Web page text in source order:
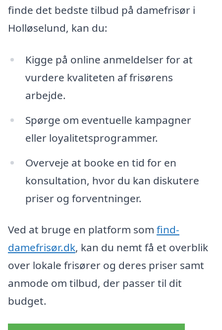
finde det bedste tilbud på damefrisør i
Holløselund, kan du:
Kigge på online anmeldelser for at
vurdere kvaliteten af frisørens
arbejde.
Spørge om eventuelle kampagner
eller loyalitetsprogrammer.
Overveje at booke en tid for en
konsultation, hvor du kan diskutere
priser og forventninger.
Ved at bruge en platform som find-
damefrisør.dk, kan du nemt få et overblik
over lokale frisører og deres priser samt
anmode om tilbud, der passer til dit
budget.